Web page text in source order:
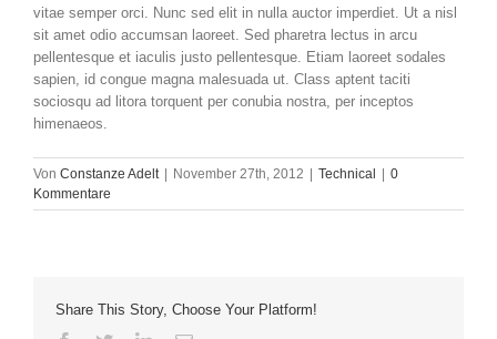
vitae semper orci. Nunc sed elit in nulla auctor imperdiet. Ut a nisl
sit amet odio accumsan laoreet. Sed pharetra lectus in arcu
pellentesque et iaculis justo pellentesque. Etiam laoreet sodales
sapien, id congue magna malesuada ut. Class aptent taciti
sociosqu ad litora torquent per conubia nostra, per inceptos
himenaeos.
Von Constanze Adelt November 27th, 2012 Technical
0
Kommentare
Share This Story, Choose Your Platform!